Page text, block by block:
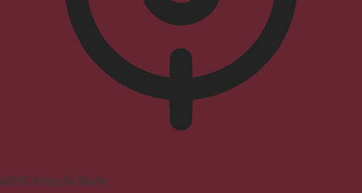
ADHD Friendly Mode